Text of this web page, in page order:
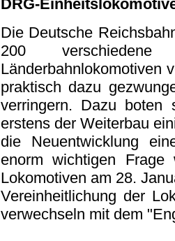
DRG-
Die Deutsche
200
Länderbahnlokomotiven
praktisch dazu
verringern. Dazu boten
erstens der Weiterbau
die Neuentwicklung
enorm wichtigen
Lokomotiven am 28.
Vereinheitlichung der
verwechseln mit dem